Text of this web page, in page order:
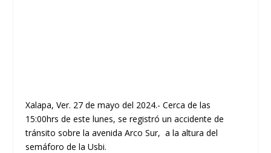
Xalapa, Ver. 27 de mayo del 2024.- Cerca de las
15:00hrs de este lunes, se registró un accidente de
tránsito sobre la avenida Arco Sur, a la altura del
semáforo de la Usbi.